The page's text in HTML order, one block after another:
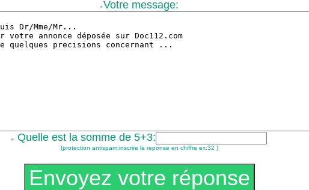
Votre message:
Quelle est la somme de 5+3:
(protection antispam:inscrire la reponse en chiffre ex:32 )